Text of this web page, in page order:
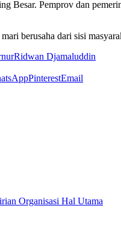
Besar. Pemprov dan
berusaha dari sisi
Ridwan Djamaluddin
PinterestEmail
Organisasi Hal Utama